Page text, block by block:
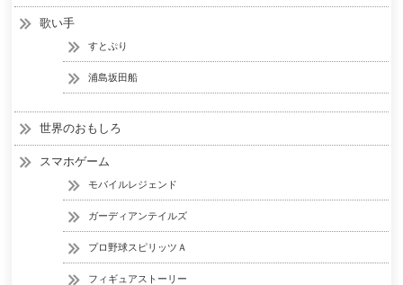
歌い手
すとぷり
浦島坂田船
世界のおもしろ
スマホゲーム
モバイルレジェンド
ガーディアンテイルズ
プロ野球スピリッツＡ
フィギュアストーリー